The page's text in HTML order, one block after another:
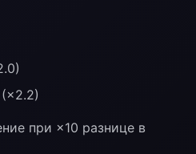
при ×10 разнице в